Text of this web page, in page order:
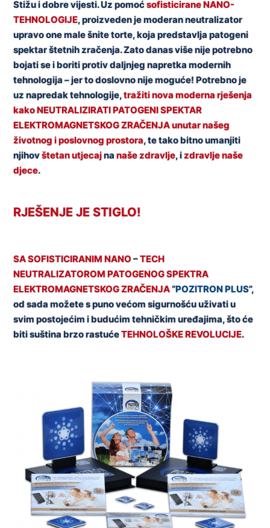
Stižu i dobre vijesti. Uz pomoćsofisticirane NANO-
TEHNOLOGIJE, proizveden je moderan neutralizator
upravo one male šnite torte, koja predstavlja patogeni
spektar štetnih zračenja. Zato danas više nije potrebno
bojati se i boriti protiv daljnjeg napretka modernih
tehnologija – jer to doslovno nije moguće! Potrebno je
uz napredak tehnologije,tražiti nova moderna rješenja
kako NEUTRALIZIRATI PATOGENI SPEKTAR
ELEKTROMAGNETSKOG ZRAČENJA unutar našeg
životnog i poslovnog prostora, te tako bitno umanjiti
njihovštetan utjecajnanaše zdravlje, izdravlje naše
djece.
RJEŠENJE JE STIGLO!
SA SOFISTICIRANIM NANO–TECH
NEUTRALIZATOROM PATOGENOG SPEKTRA
ELEKTROMAGNETSKOG ZRAČENJA“POZITRON PLUS”,
od sada možete s puno većom sigurnošću uživati ​​u
svim postojećim i budućim tehničkim uređajima, što će
biti suština brzo rastućeTEHNOLOŠKE REVOLUCIJE.